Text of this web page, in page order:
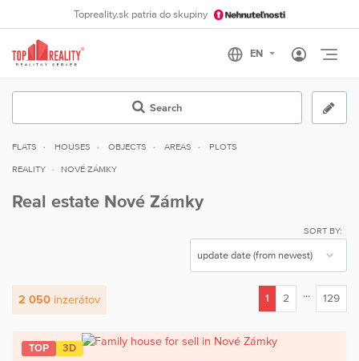
Topreality.sk patria do skupiny
Search
FLATS HOUSES OBJECTS AREAS PLOTS
REALITY NOVÉ ZÁMKY
Real estate Nové Zámky
SORT BY:
2 050 inzerátov
1
2 ... 129
TOP 3D